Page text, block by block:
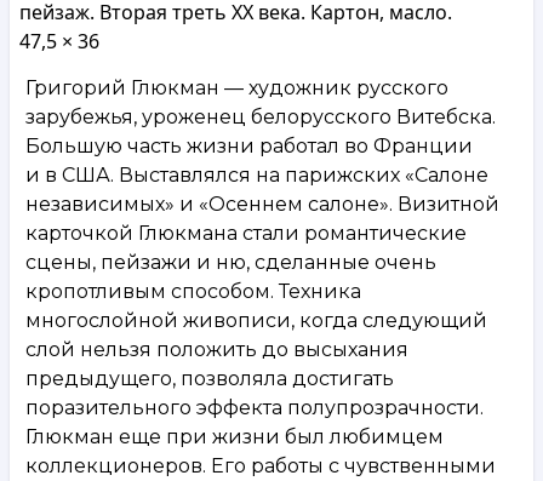
пейзаж. Вторая треть XX века. Картон, масло.
47,5 × 36
Григорий Глюкман — художник русского
зарубежья, уроженец белорусского Витебска.
Большую часть жизни работал во Франции
и в США. Выставлялся на парижских «Салоне
независимых» и «Осеннем салоне». Визитной
карточкой Глюкмана стали романтические
сцены, пейзажи и ню, сделанные очень
кропотливым способом. Техника
многослойной живописи, когда следующий
слой нельзя положить до высыхания
предыдущего, позволяла достигать
поразительного эффекта полупрозрачности.
Глюкман еще при жизни был любимцем
коллекционеров. Его работы с чувственными